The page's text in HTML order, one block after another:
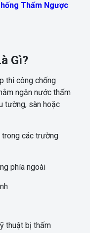
Thấm Ngược
Gì?
thi công chống
ngăn nước thấm
tường, sàn hoặc
trong các trường
phía ngoài
thuật bị thấm